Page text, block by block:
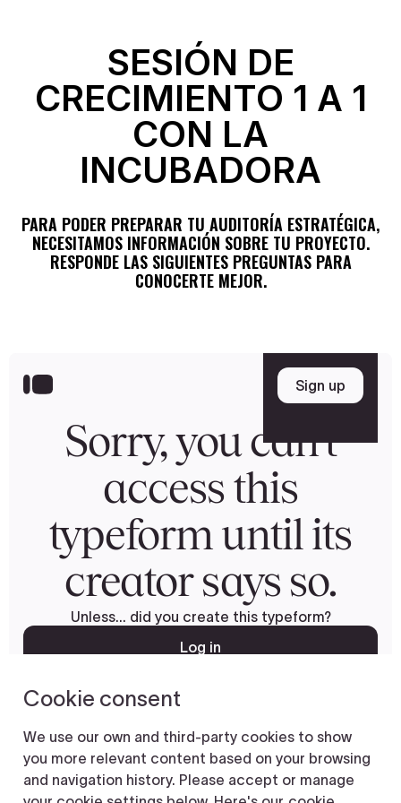
SESIÓN DE
CRECIMIENTO 1 A 1
CON LA
INCUBADORA
PARA PODER PREPARAR TU AUDITORÍA ESTRATÉGICA,
NECESITAMOS INFORMACIÓN SOBRE TU PROYECTO.
RESPONDE LAS SIGUIENTES PREGUNTAS PARA
CONOCERTE MEJOR.